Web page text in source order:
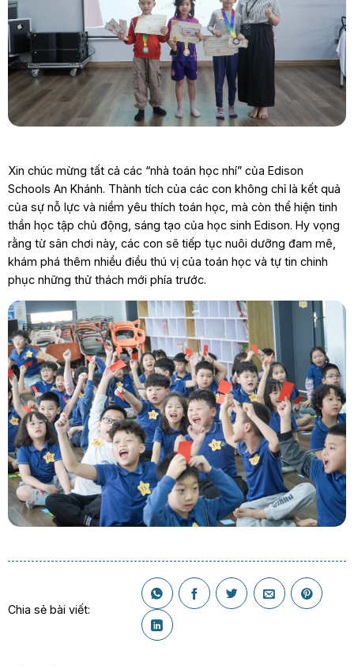
Xin chúc mừng tất cả các “nhà toán học nhí” của Edison
Schools An Khánh. Thành tích của các con không chỉ là kết quả
của sự nỗ lực và niềm yêu thích toán học, mà còn thể hiện tinh
thần học tập chủ động, sáng tạo của học sinh Edison. Hy vọng
rằng từ sân chơi này, các con sẽ tiếp tục nuôi dưỡng đam mê,
khám phá thêm nhiều điều thú vị của toán học và tự tin chinh
phục những thử thách mới phía trước.
Chia sẻ bài viết: